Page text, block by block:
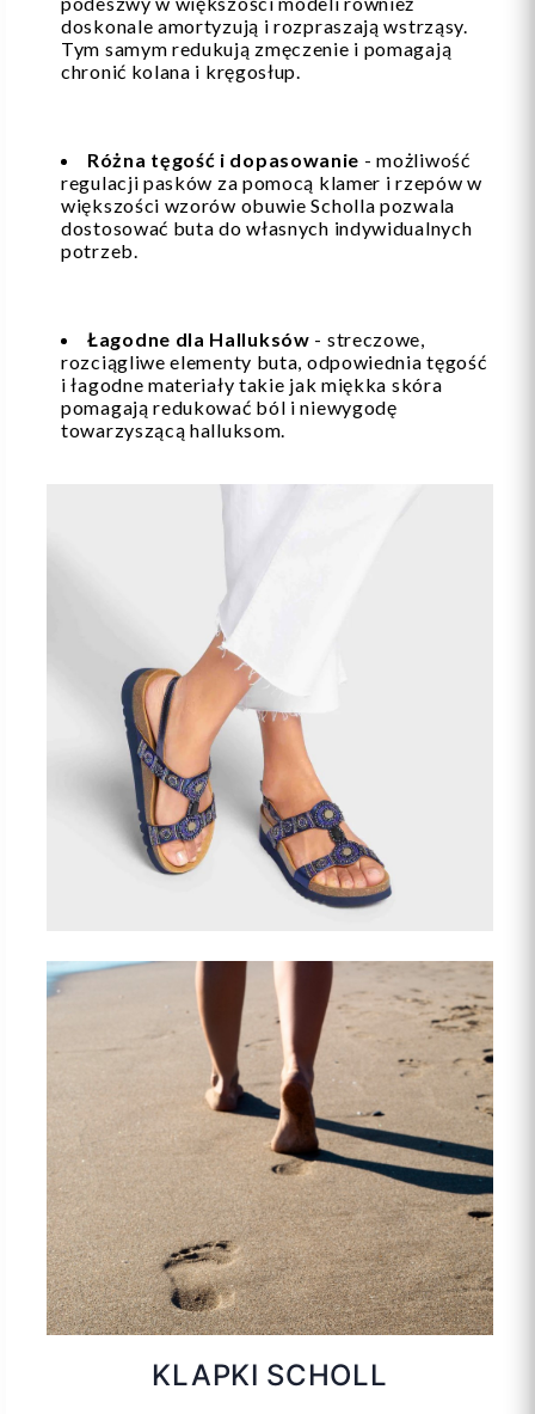
doskonale amortyzują i rozpraszają wstrząsy.
Tym samym redukują zmęczenie i pomagają
chronić kolana i kręgosłup.
Różna tęgość i dopasowanie - możliwość
regulacji pasków za pomocą klamer i rzepów w
większości wzorów obuwie Scholla pozwala
dostosować buta do własnych indywidualnych
potrzeb.
Łagodne dla Halluksów - streczowe,
rozciągliwe elementy buta, odpowiednia tęgość
i łagodne materiały takie jak miękka skóra
pomagają redukować ból i niewygodę
towarzyszącą halluksom.
KLAPKI SCHOLL